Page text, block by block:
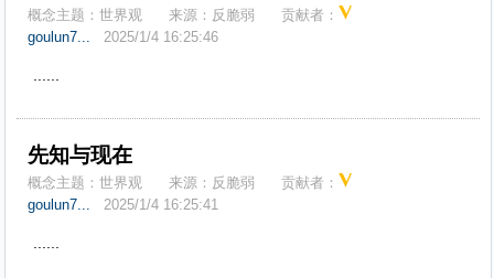
概念主题：世界观 来源： 反脆弱
贡献者：
goulun7...
2025/1/4 16:25:46
先知与现在
概念主题：世界观 来源： 反脆弱
贡献者：
goulun7...
2025/1/4 16:25:41